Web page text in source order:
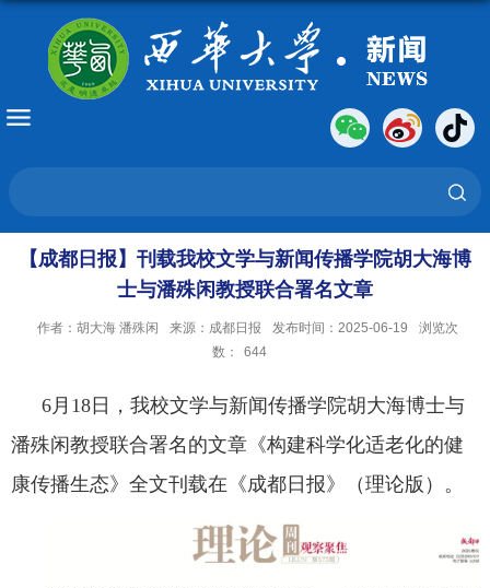
【成都日报】刊载我校文学与新闻传播学院胡大海博
士与潘殊闲教授联合署名文章
作者：胡大海 潘殊闲 来源：成都日报 发布时间：2025-06-19
浏览次
数：
644
6月 18 日，我校文学与新闻传播学院胡大海博士与
潘殊闲教授联合署名的文章《构建科学化适老化的健
康传播生态》 全文刊载在《成都日报》（理论版）。